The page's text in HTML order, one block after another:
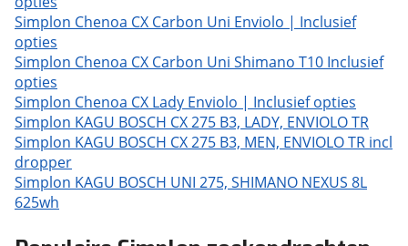
Simplon Chenoa CX Carbon Uni Enviolo | Inclusief
opties
Simplon Chenoa CX Carbon Uni Shimano T10 Inclusief
opties
Simplon Chenoa CX Lady Enviolo | Inclusief opties
Simplon KAGU BOSCH CX 275 B3, LADY, ENVIOLO TR
Simplon KAGU BOSCH CX 275 B3, MEN, ENVIOLO TR incl
dropper
Simplon KAGU BOSCH UNI 275, SHIMANO NEXUS 8L
625wh